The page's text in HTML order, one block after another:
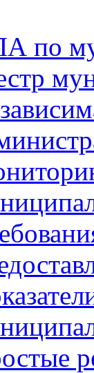
по